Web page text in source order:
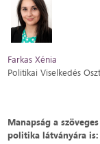
Farkas Xénia
Politikai Viselkedés
Manapság a
politika látványára